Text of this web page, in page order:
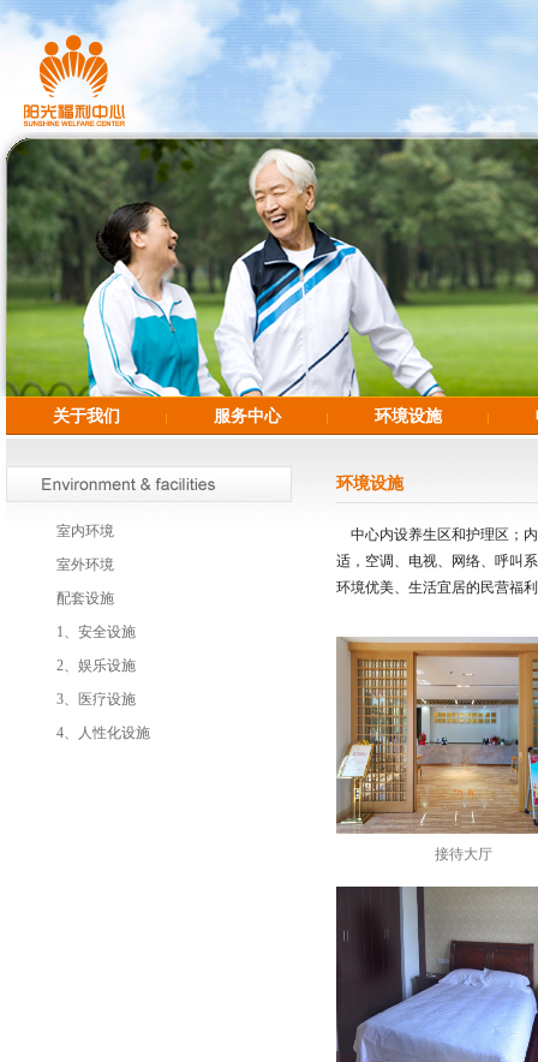
关于我们 服务中心 环境设施
室内环境
室外环境
配套设施
1、安全设施
2、娱乐设施
3、医疗设施
4、人性化设施
环境设施
中心内设养生区和护理区；
适，空调、电视、网络、呼叫
环境优美、生活宜居的民营福
接待大厅